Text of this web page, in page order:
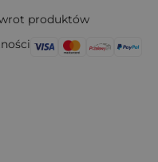
produktów